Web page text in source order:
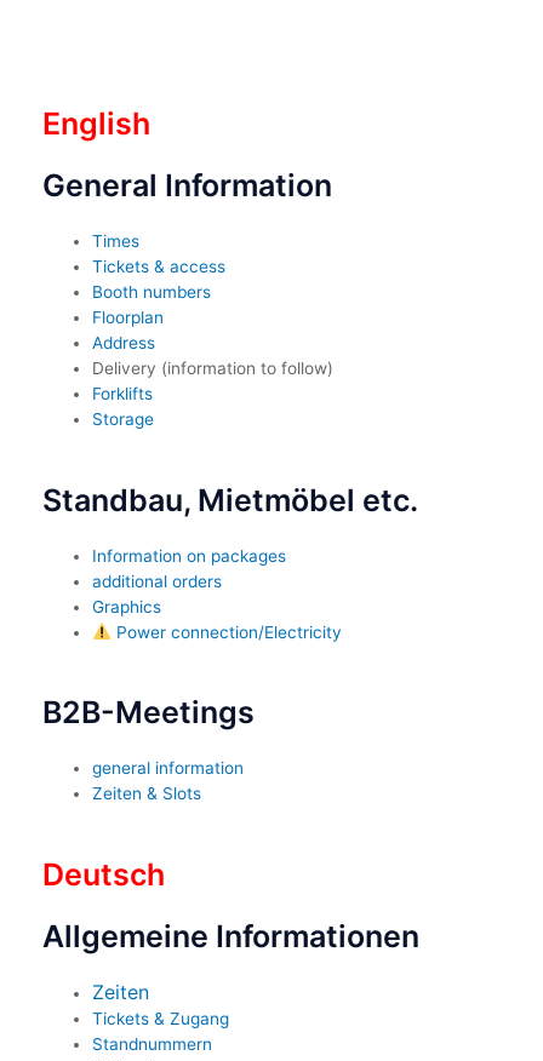
English
General Information
Times
Tickets & access
Booth numbers
Floorplan
Address
Delivery (information to follow)
Forklifts
Storage
Standbau, Mietmöbel etc.
Information on packages
additional orders
Graphics
Power connection/Electricity
B2B-Meetings
general information
Zeiten & Slots
Deutsch
Allgemeine Informationen
Zeiten
Tickets & Zugang
Standnummern